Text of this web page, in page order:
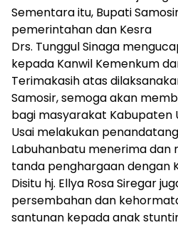
Sementara itu, Bupati
pemerintahan dan Kesra
Drs. Tunggul Sinaga
kepada Kanwil Kemenkum
Terimakasih atas
Samosir, semoga akan
bagi masyarakat Kabupaten
Usai melakukan
Labuhanbatu menerima
tanda penghargaan dengan
Disitu hj. Ellya Rosa Siregar
persembahan dan
santunan kepada anak